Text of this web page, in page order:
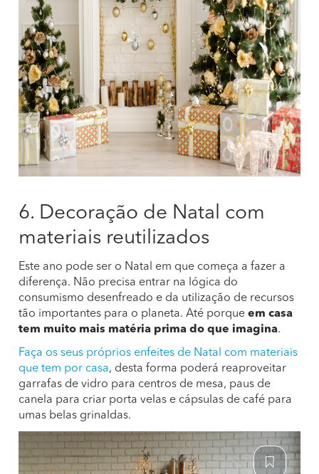
6. Decoração de Natal com
materiais reutilizados
Este ano pode ser o Natal em que começa a fazer a
diferença. Não precisa entrar na lógica do
consumismo desenfreado e da utilização de recursos
tão importantes para o planeta. Até porque em casa
tem muito mais matéria prima do que imagina.
Faça os seus próprios enfeites de Natal com materiais
que tem por casa, desta forma poderá reaproveitar
garrafas de vidro para centros de mesa, paus de
canela para criar porta velas e cápsulas de café para
umas belas grinaldas.